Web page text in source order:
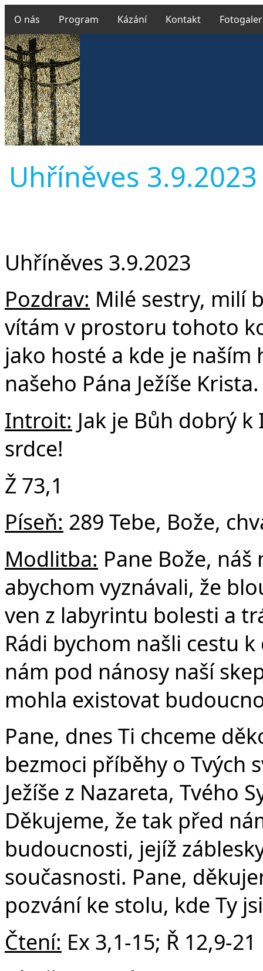
O nás Program Kázání Kontakt
Uhříněves
Uhříněves 3.9.2023
Pozdrav: Milé sestry, milí
vítám v prostoru tohoto
jako hosté a kde je
našeho Pána Ježíše Krista.
Introit: Jak je Bůh dobrý
srdce!
Ž 73,1
Píseň: 289 Tebe, Bože,
Modlitba: Pane Bože,
abychom vyznávali, že
ven z labyrintu bolesti a
Rádi bychom našli cestu
nám pod nánosy naší
mohla existovat
Pane, dnes Ti chceme
bezmoci příběhy o Tvých
Ježíše z Nazareta, Tvého
Děkujeme, že tak před
budoucnosti, jejíž
současnosti. Pane,
pozvání ke stolu, kde Ty
Čtení: Ex 3,1-15; Ř 12,9-21